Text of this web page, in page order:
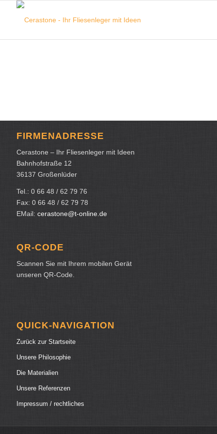
FIRMENADRESSE
Cerastone – Ihr Fliesenleger mit Ideen
Bahnhofstraße 12
36137 Großenlüder
Tel.: 0 66 48 / 62 79 76
Fax: 0 66 48 / 62 79 78
EMail: cerastone@t-online.de
QR-CODE
Scannen Sie mit Ihrem mobilen Gerät
unseren QR-Code.
QUICK-NAVIGATION
Zurück zur Startseite
Unsere Philosophie
Die Materialien
Unsere Referenzen
Impressum / rechtliches